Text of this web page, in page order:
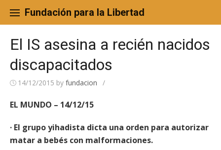
content
Fundación para la Libertad
El IS asesina a recién nacidos
discapacitados
14/12/2015 by fundacion /
EL MUNDO – 14/12/15
· El grupo yihadista dicta una orden para autorizar
matar a bebés con malformaciones.